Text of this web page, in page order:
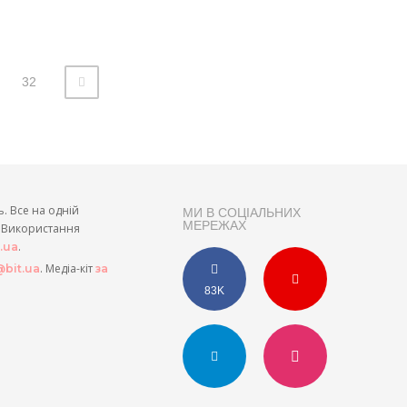
32
МИ В СОЦІАЛЬНИХ
МЕРЕЖАХ
83K
Все на одній
Використання
.
. Медіа-кіт за